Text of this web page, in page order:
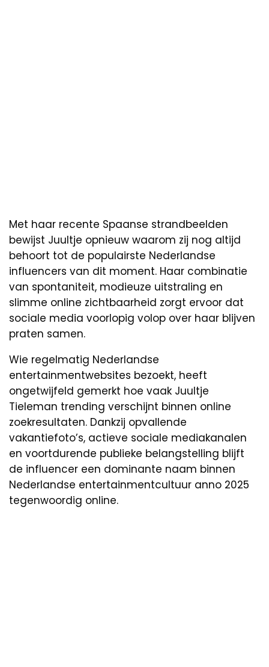
Met haar recente Spaanse strandbeelden
bewijst Juultje opnieuw waarom zij nog altijd
behoort tot de populairste Nederlandse
influencers van dit moment. Haar combinatie
van spontaniteit, modieuze uitstraling en
slimme online zichtbaarheid zorgt ervoor dat
sociale media voorlopig volop over haar blijven
praten samen.
Wie regelmatig Nederlandse
entertainmentwebsites bezoekt, heeft
ongetwijfeld gemerkt hoe vaak Juultje
Tieleman trending verschijnt binnen online
zoekresultaten. Dankzij opvallende
vakantiefoto’s, actieve sociale mediakanalen
en voortdurende publieke belangstelling blijft
de influencer een dominante naam binnen
Nederlandse entertainmentcultuur anno 2025
tegenwoordig online.